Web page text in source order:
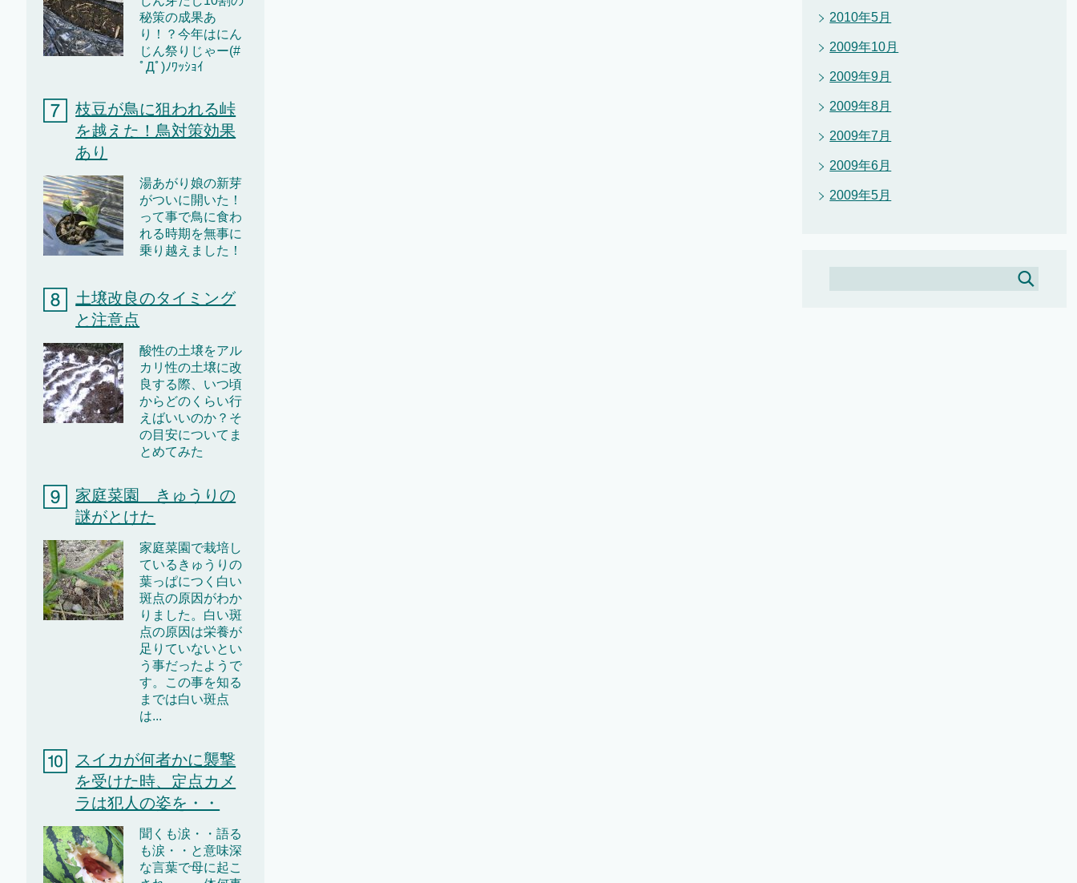
秘策の成果あ
り！？今年はにん
じん祭りじゃー(#
ﾟДﾟ)ﾉﾜｯｼｮｲ
枝豆が鳥に狙われる峠
を越えた！鳥対策効果
あり
湯あがり娘の新芽
がついに開いた！
って事で鳥に食わ
れる時期を無事に
乗り越えました！
土壌改良のタイミング
と注意点
酸性の土壌をアル
カリ性の土壌に改
良する際、いつ頃
からどのくらい行
えばいいのか？そ
の目安についてま
とめてみた
家庭菜園 きゅうりの
謎がとけた
家庭菜園で栽培し
ているきゅうりの
葉っぱにつく白い
斑点の原因がわか
りました。白い斑
点の原因は栄養が
足りていないとい
う事だったようで
す。この事を知る
までは白い斑点
は...
スイカが何者かに襲撃
を受けた時、定点カメ
ラは犯人の姿を・・
聞くも涙・・語る
も涙・・と意味深
な言葉で母に起こ
2010年5月
2009年10月
2009年9月
2009年8月
2009年7月
2009年6月
2009年5月